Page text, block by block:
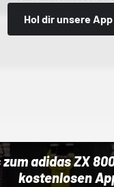
Hol dir unsere App
adidas ZX
kostenlosen